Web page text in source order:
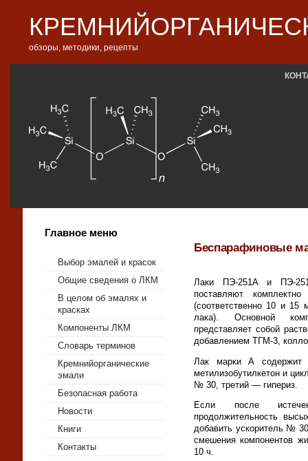
обзоры, методики, рецепты
Беспарафиновые
Лаки ПЭ-251А и ПЭ-
поставляют
(соответственно 10 и 15
лака). Основной
представляет собой
добавлением ТГМ-3,
Лак марки А
метилизобутилкетон и
№ 30, третий — гипериз.
Если после
продолжительность
добавить ускоритель №
смешения компонентов
10 ч.
Главное меню
Выбор эмалей и красок
Общие сведения о ЛКМ
В целом об эмалях и
красках
Компоненты ЛКМ
Словарь терминов
Кремнийорганические
эмали
Безопасная работа
Новости
Книги
Контакты